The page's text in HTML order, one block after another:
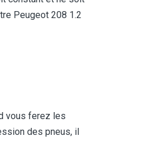
Peugeot 208 1.2
vous ferez les
des pneus, il